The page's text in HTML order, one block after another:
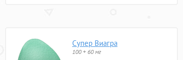
Супер Виагра
100 + 60 мг